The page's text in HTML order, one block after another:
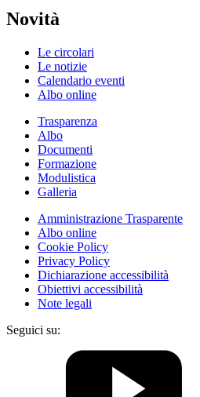
Novità
Le circolari
Le notizie
Calendario eventi
Albo online
Trasparenza
Albo
Documenti
Formazione
Modulistica
Galleria
Amministrazione Trasparente
Albo online
Cookie Policy
Privacy Policy
Dichiarazione accessibilità
Obiettivi accessibilità
Note legali
Seguici su: